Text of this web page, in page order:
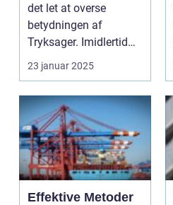
det let at overse
betydningen af
Tryksager. Imidlertid
spiller de stadig e...
23 januar 2025
Effektive Metoder